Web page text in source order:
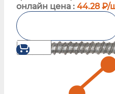
онлайн цена : 44.28 ₽/